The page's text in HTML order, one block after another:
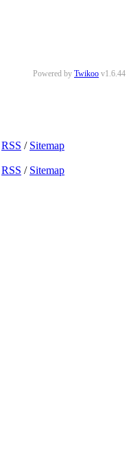
Powered by Twikoo v1.6.44
RSS / Sitemap
RSS / Sitemap